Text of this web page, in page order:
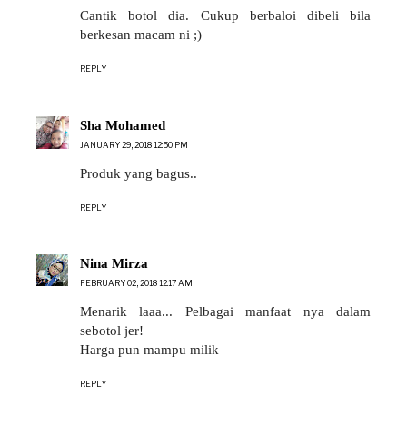
Cantik botol dia. Cukup berbaloi dibeli bila
berkesan macam ni ;)
REPLY
Sha Mohamed
JANUARY 29, 2018 12:50 PM
Produk yang bagus..
REPLY
Nina Mirza
FEBRUARY 02, 2018 12:17 AM
Menarik laaa... Pelbagai manfaat nya dalam
sebotol jer!
Harga pun mampu milik
REPLY